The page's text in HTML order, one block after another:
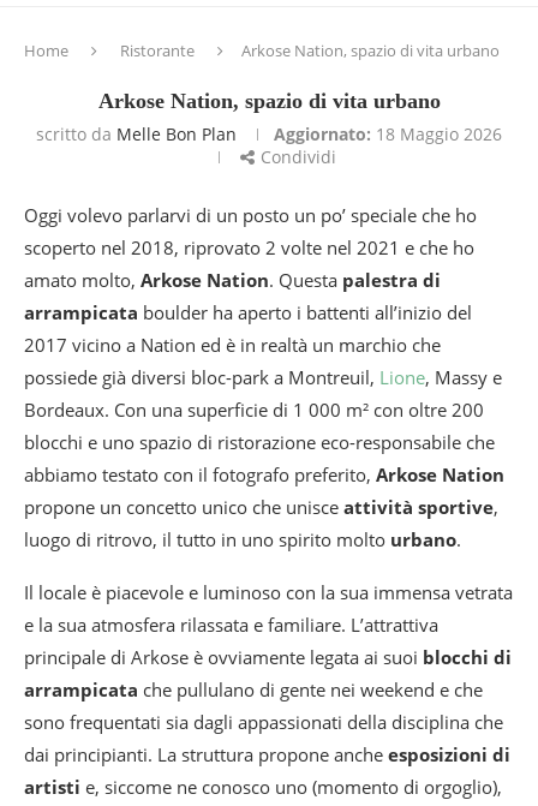
Home Ristorante Arkose Nation, spazio di vita urbano
Arkose Nation, spazio di vita urbano
scritto da Melle Bon Plan Aggiornato: 18 Maggio 2026
Condividi
Oggi volevo parlarvi di un posto un po’ speciale che ho
scoperto nel 2018, riprovato 2 volte nel 2021 e che ho
amato molto, Arkose Nation. Questa palestra di
arrampicata boulder ha aperto i battenti all’inizio del
2017 vicino a Nation ed è in realtà un marchio che
possiede già diversi bloc-park a Montreuil, Lione, Massy e
Bordeaux. Con una superficie di 1 000 m² con oltre 200
blocchi e uno spazio di ristorazione eco-responsabile che
abbiamo testato con il fotografo preferito, Arkose Nation
propone un concetto unico che unisce attività sportive,
luogo di ritrovo, il tutto in uno spirito molto urbano.
Il locale è piacevole e luminoso con la sua immensa vetrata
e la sua atmosfera rilassata e familiare. L’attrattiva
principale di Arkose è ovviamente legata ai suoi blocchi di
arrampicata che pullulano di gente nei weekend e che
sono frequentati sia dagli appassionati della disciplina che
dai principianti. La struttura propone anche esposizioni di
artisti e, siccome ne conosco uno (momento di orgoglio),